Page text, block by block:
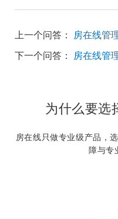
上一个问答：
下一个问答：
为什么要选
房在线只做专业级产品，
障与专